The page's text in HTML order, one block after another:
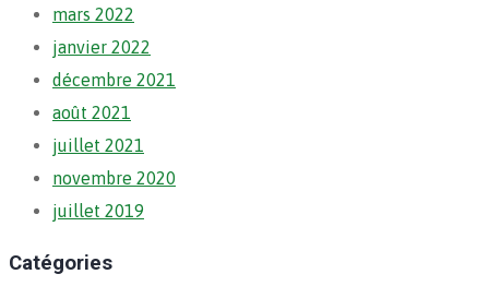
mars 2022
janvier 2022
décembre 2021
août 2021
juillet 2021
novembre 2020
juillet 2019
Catégories